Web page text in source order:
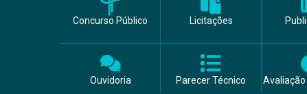
Concurso Público Licitações
Ouvidoria Parecer Técnico Avaliação